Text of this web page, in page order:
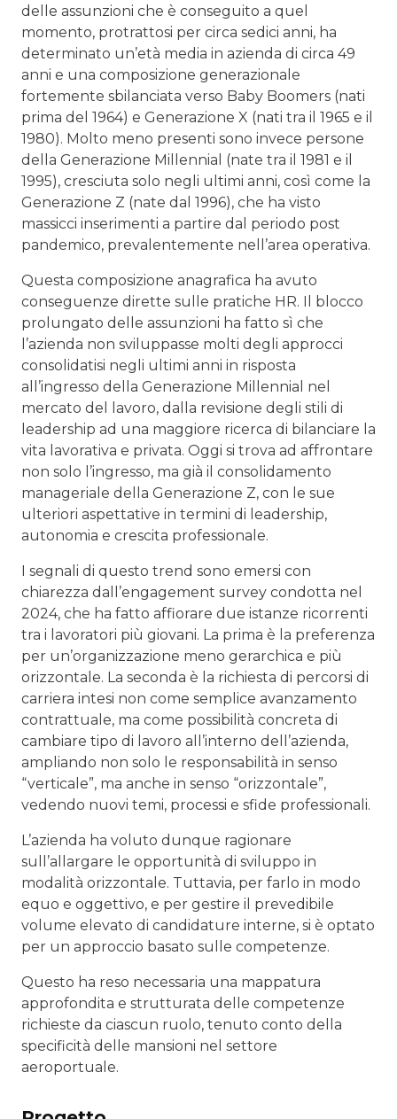
delle assunzioni che è conseguito a quel
momento, protrattosi per circa sedici anni, ha
determinato un’età media in azienda di circa 49
anni e una composizione generazionale
fortemente sbilanciata verso Baby Boomers (nati
prima del 1964) e Generazione X (nati tra il 1965 e il
1980). Molto meno presenti sono invece persone
della Generazione Millennial (nate tra il 1981 e il
1995), cresciuta solo negli ultimi anni, così come la
Generazione Z (nate dal 1996), che ha visto
massicci inserimenti a partire dal periodo post
pandemico, prevalentemente nell’area operativa.
Questa composizione anagrafica ha avuto
conseguenze dirette sulle pratiche HR. Il blocco
prolungato delle assunzioni ha fatto sì che
l’azienda non sviluppasse molti degli approcci
consolidatisi negli ultimi anni in risposta
all’ingresso della Generazione Millennial nel
mercato del lavoro, dalla revisione degli stili di
leadership ad una maggiore ricerca di bilanciare la
vita lavorativa e privata. Oggi si trova ad affrontare
non solo l’ingresso, ma già il consolidamento
manageriale della Generazione Z, con le sue
ulteriori aspettative in termini di leadership,
autonomia e crescita professionale.
I segnali di questo trend sono emersi con
chiarezza dall’engagement survey condotta nel
2024, che ha fatto affiorare due istanze ricorrenti
tra i lavoratori più giovani. La prima è la preferenza
per un’organizzazione meno gerarchica e più
orizzontale. La seconda è la richiesta di percorsi di
carriera intesi non come semplice avanzamento
contrattuale, ma come possibilità concreta di
cambiare tipo di lavoro all’interno dell’azienda,
ampliando non solo le responsabilità in senso
“verticale”, ma anche in senso “orizzontale”,
vedendo nuovi temi, processi e sfide professionali.
L’azienda ha voluto dunque ragionare
sull’allargare le opportunità di sviluppo in
modalità orizzontale. Tuttavia, per farlo in modo
equo e oggettivo, e per gestire il prevedibile
volume elevato di candidature interne, si è optato
per un approccio basato sulle competenze.
Questo ha reso necessaria una mappatura
approfondita e strutturata delle competenze
richieste da ciascun ruolo, tenuto conto della
specificità delle mansioni nel settore
aeroportuale.